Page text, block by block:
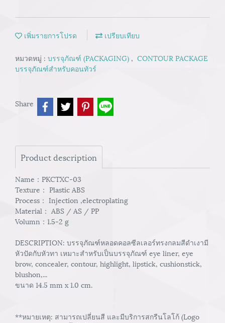
เพิ่มรายการโปรด เปรียบเทียบ
หมวดหมู่ : บรรจุภัณฑ์ (PACKAGING) , CONTOUR PACKAGE
บรรจุภัณฑ์สำหรับคอนทัวร์
Share
Product description
Name：PKCTXC-03
Texture： Plastic ABS
Process： Injection ,electroplating
Material： ABS / AS / PP
Volumn：1.5-2 g
DESCRIPTION: บรรจุภัณฑ์หลอดคอลซีลเลอร์ทรงกลมสีดำเงามี
หัวปัดกับหัวทา เหมาะสำหรับเป็นบรรจุภัณฑ์ eye liner, eye
brow, concealer, contour, highlight, lipstick, cushionstick,
blushon,...
ขนาด 14.5 mm x 1.0 cm.
**หมายเหตุ: สามารถเปลี่ยนสี และมีบริการสกรีนโลโก้ (Logo